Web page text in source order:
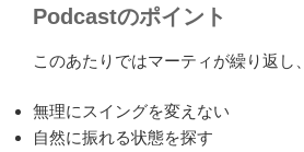
Podcastのポイント
このあたりではマーティが繰り返し、
無理にスイングを変えない
自然に振れる状態を探す